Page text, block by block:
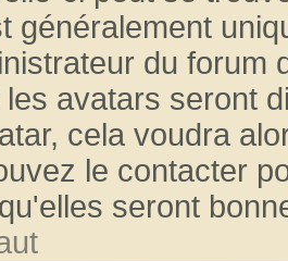
généralement
du forum
avatars seront
cela voudra
le contacter
seront